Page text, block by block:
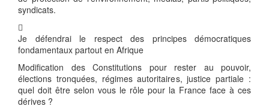
syndicats.

Je défendrai le respect des principes démocratiques
fondamentaux partout en Afrique
Modification des Constitutions pour rester au pouvoir,
élections tronquées, régimes autoritaires, justice partiale :
quel doit être selon vous le rôle pour la France face à ces
dérives ?